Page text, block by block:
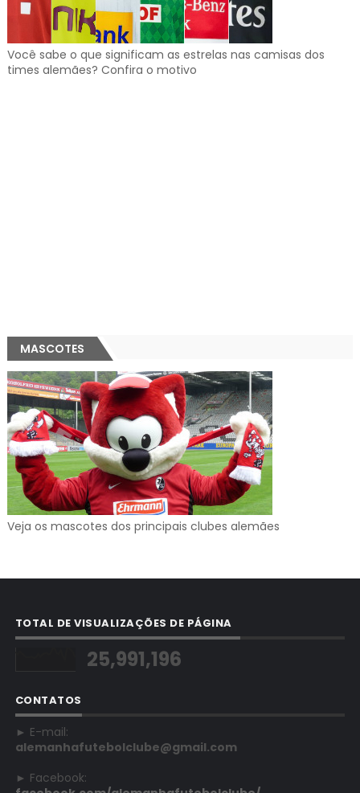
Você sabe o que significam as estrelas nas camisas dos
times alemães? Confira o motivo
MASCOTES
Veja os mascotes dos principais clubes alemães
TOTAL DE VISUALIZAÇÕES DE PÁGINA
25,991,196
CONTATOS
► E-mail:
alemanhafutebolclube@gmail.com
► Facebook: